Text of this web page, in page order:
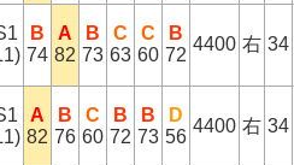
B
74
A
82
B
73
C
63
C
60
B
72
4400 右 34
A
82
B
76
C
60
B
72
B
73
D
56
4400 右 34